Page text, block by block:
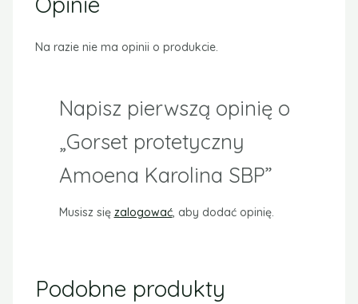
Na razie nie ma opinii o produkcie.
Napisz pierwszą opinię o
„Gorset protetyczny
Amoena Karolina SBP”
Musisz się zalogować, aby dodać opinię.
Podobne produkty